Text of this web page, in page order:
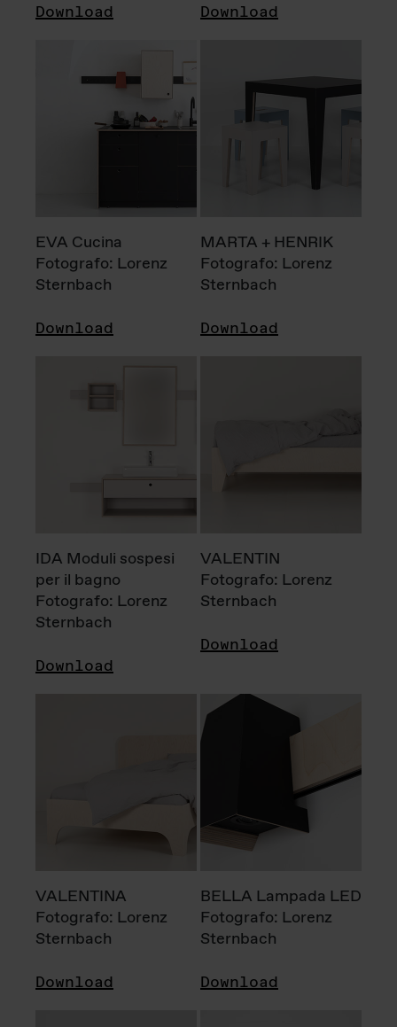
Download Download
EVA Cucina
Fotografo: Lorenz
Sternbach
Download
MARTA + HENRIK
Fotografo: Lorenz
Sternbach
Download
IDA Moduli sospesi
per il bagno
Fotografo: Lorenz
Sternbach
Download
VALENTIN
Fotografo: Lorenz
Sternbach
Download
VALENTINA
Fotografo: Lorenz
Sternbach
Download
BELLA Lampada LED
Fotografo: Lorenz
Sternbach
Download